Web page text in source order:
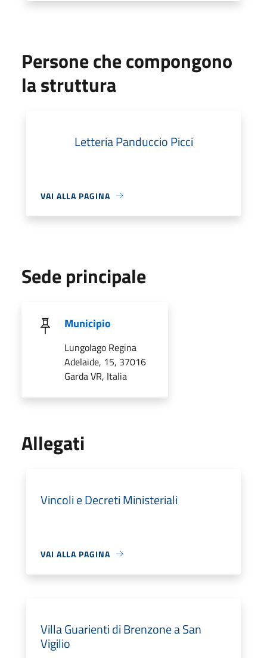
Persone che compongono
la struttura
Letteria Panduccio Picci
VAI ALLA PAGINA
Sede principale
Municipio
Lungolago Regina
Adelaide, 15, 37016
Garda VR, Italia
Allegati
Vincoli e Decreti Ministeriali
VAI ALLA PAGINA
Villa Guarienti di Brenzone a San
Vigilio